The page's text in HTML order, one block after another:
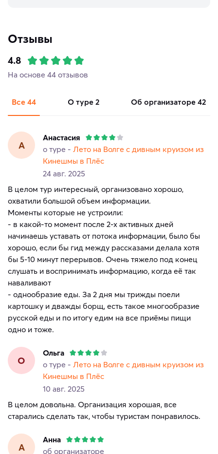
Отзывы
4.8
На основе 44 отзывов
Все 44 о туре 2 об организаторе 42
А
Анастасия
о туре - Лето на Волге с дивным круизом из
Кинешмы в Плёс
24 авг. 2025
В целом тур интересный, организовано хорошо,
охватили большой объем информации.
Моменты которые не устроили:
- в какой-то момент после 2-х активных дней
начинаешь уставать от потока информации, было бы
хорошо, если бы гид между рассказами делала хотя
бы 5-10 минут перерывов. Очень тяжело под конец
слушать и воспринимать информацию, когда её так
наваливают
- однообразие еды. За 2 дня мы трижды поели
картошку и дважды борщ, есть такое многообразие
русской еды и по итогу едим на все приёмы пищи
одно и тоже.
О
Ольга
о туре - Лето на Волге с дивным круизом из
Кинешмы в Плёс
10 авг. 2025
В целом довольна. Организация хорошая, все
старались сделать так, чтобы туристам понравилось.
А
Анна
об организаторе